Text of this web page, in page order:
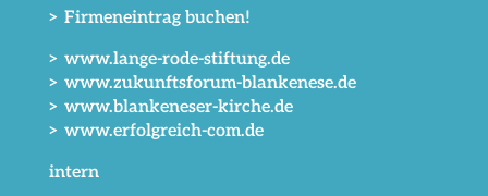
> Firmeneintrag buchen!
> www.lange-rode-stiftung.de
> www.zukunftsforum-blankenese.de
> www.blankeneser-kirche.de
> www.erfolgreich-com.de
intern